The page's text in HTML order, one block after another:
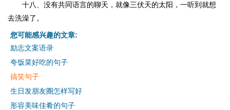
十八、没有共同语言的聊天，就像三伏天的太阳，一听到就想
去洗澡了。
您可能感兴趣的文章:
励志文案语录
夸饭菜好吃的句子
搞笑句子
生日发朋友圈怎样写好
形容美味佳肴的句子